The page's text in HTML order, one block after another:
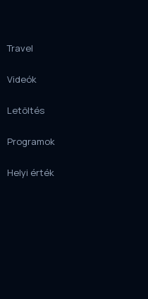
Travel
Videók
Letöltés
Programok
Helyi érték